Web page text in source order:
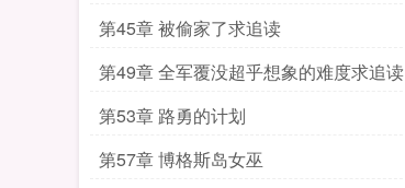
第45章 被偷家了求追读
第49章 全军覆没超乎想象的难度求追读
第53章 路勇的计划
第57章 博格斯岛女巫